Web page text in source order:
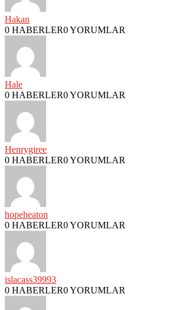
Hakan
0 HABERLER0 YORUMLAR
Hale
0 HABERLER0 YORUMLAR
Henrygiree
0 HABERLER0 YORUMLAR
hopeheaton
0 HABERLER0 YORUMLAR
islacass39993
0 HABERLER0 YORUMLAR